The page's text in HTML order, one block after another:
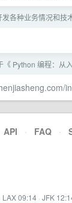
发各种业务情况和技
《 Python 编程：从
API · FAQ ·
LAX 09:14 · JFK